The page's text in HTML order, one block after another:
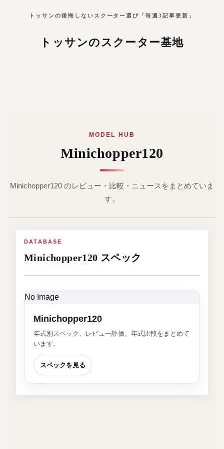
トッサンの後悔しないスクーター選び「毎週3記事更新」
トッサンのスクーター基地
MODEL HUB
Minichopper120
Minichopper120 のレビュー・比較・ニュースをまとめていま
す。
DATABASE
Minichopper120 スペック
No Image
Minichopper120
年式別スペック、レビュー評価、年式比較をまとめて
います。
スペックを見る